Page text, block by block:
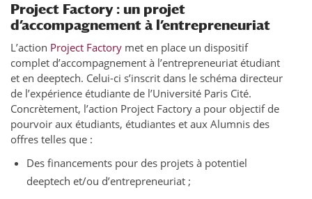
Project Factory : un projet
d’accompagnement à l’entrepreneuriat
L’action Project Factory met en place un dispositif
complet d’accompagnement à l’entrepreneuriat étudiant
et en deeptech. Celui-ci s’inscrit dans le schéma directeur
de l’expérience étudiante de l’Université Paris Cité.
Concrètement, l’action Project Factory a pour objectif de
pourvoir aux étudiants, étudiantes et aux Alumnis des
offres telles que :
Des financements pour des projets à potentiel
deeptech et/ou d’entrepreneuriat ;